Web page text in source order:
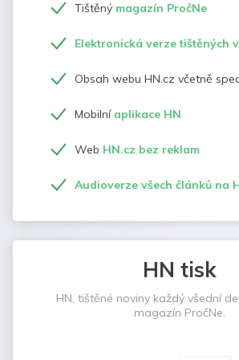
Tištěný magazín PročNe
Elektronická verze tištěných
Obsah webu HN.cz včetně
Mobilní aplikace HN
Web HN.cz bez reklam
Audioverze všech článků na
HN tisk
HN, tištěné noviny každý všední
magazín PročNe.